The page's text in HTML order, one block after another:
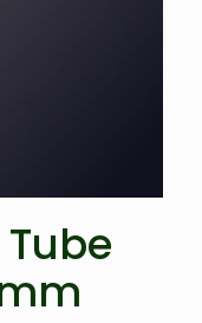
mm